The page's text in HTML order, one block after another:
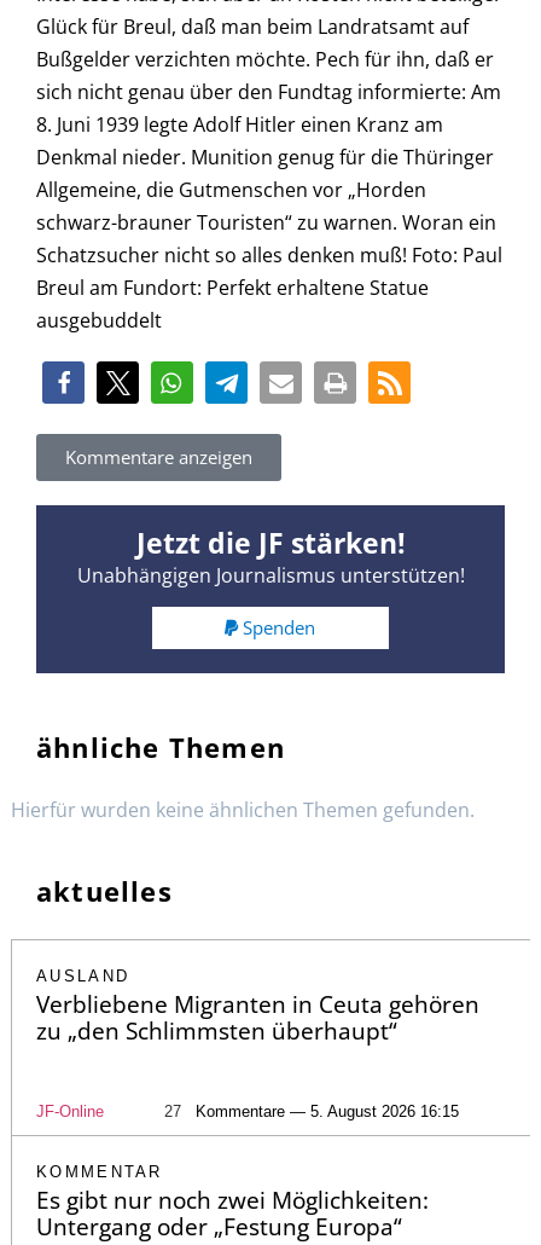
Glück für Breul, daß man beim Landratsamt auf
Bußgelder verzichten möchte. Pech für ihn, daß er
sich nicht genau über den Fundtag informierte: Am
8. Juni 1939 legte Adolf Hitler einen Kranz am
Denkmal nieder. Munition genug für die Thüringer
Allgemeine, die Gutmenschen vor „Horden
schwarz-brauner Touristen“ zu warnen. Woran ein
Schatzsucher nicht so alles denken muß! Foto: Paul
Breul am Fundort: Perfekt erhaltene Statue
ausgebuddelt
Kommentare anzeigen
Jetzt die JF stärken!
Unabhängigen Journalismus unterstützen!
Spenden
ähnliche Themen
Hierfür wurden keine ähnlichen Themen gefunden.
aktuelles
AUSLAND
Verbliebene Migranten in Ceuta gehören
zu „den Schlimmsten überhaupt“
JF-Online 27 Kommentare — 5. August 2026 16:15
KOMMENTAR
Es gibt nur noch zwei Möglichkeiten:
Untergang oder „Festung Europa“